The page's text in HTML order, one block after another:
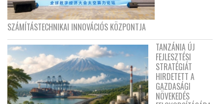
SZÁMÍTÁSTECHNIKAI INNOVÁCIÓS KÖZPONTJA
TANZÁNIA ÚJ
FEJLESZTÉSI
STRATÉGIÁT
HIRDETETT A
GAZDASÁGI
NÖVEKEDÉS